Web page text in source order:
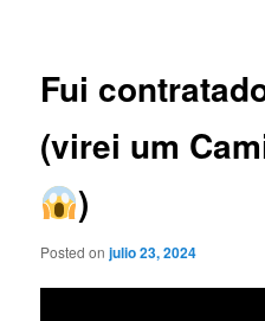
Fui
(virei um
)
Posted onjulio 23, 2024